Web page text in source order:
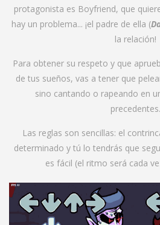
protagonista es Boyfriend, que
hay un problema... ¡el padre de ella (
la relación!
Para obtener su respeto y que
de tus sueños, vas a tener que
sino cantando o rapeando en
precedentes.
Las reglas son sencillas: el
determinado y tú lo tendrás que
es fácil (el ritmo será cada